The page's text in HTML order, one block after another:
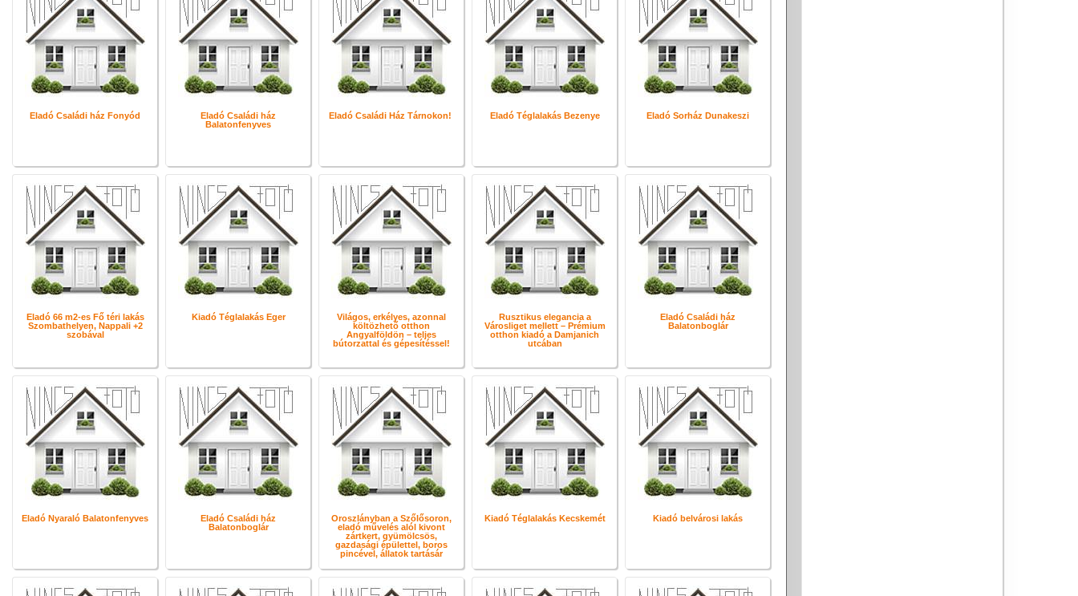
Eladó Családi ház Fonyód
Eladó Családi ház
Balatonfenyves
Eladó Családi Ház Tárnokon! Eladó Téglalakás Bezenye Eladó Sorház Dunakeszi
Eladó 66 m2-es Fő téri lakás
Szombathelyen, Nappali +2
szobával
Kiadó Téglalakás Eger
Világos, erkélyes, azonnal
költözhető otthon
Angyalföldön – teljes
bútorzattal és gépesítéssel!
Rusztikus elegancia a
Városliget mellett – Prémium
otthon kiadó a Damjanich
utcában
Eladó Családi ház
Balatonboglár
Eladó Nyaraló Balatonfenyves
Eladó Családi ház
Balatonboglár
Oroszlányban a Szőlősoron,
eladó művelés alól kivont
zártkert, gyümölcsös,
gazdasági épülettel, boros
pincével, állatok tartásár
Kiadó Téglalakás Kecskemét Kiadó belvárosi lakás